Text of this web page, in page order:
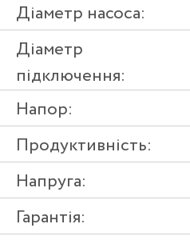
Діаметр насоса:
Діаметр
підключення:
Напор:
Продуктивність:
Напруга:
Гарантія: